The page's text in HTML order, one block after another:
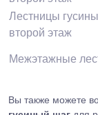
Лестницы
второй этаж
Межэтажные
Вы также можете